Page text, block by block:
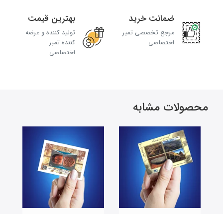
ضمانت خرید
مرجع تخصصی تمبر
اختصاصی
بهترین قیمت
تولید کننده و عرضه
کننده تمبر
اختصاصی
محصولات مشابه